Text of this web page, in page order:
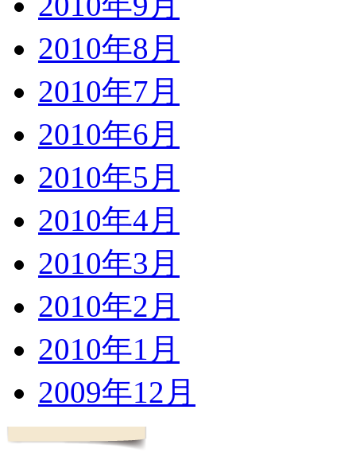
2010年8月
2010年7月
2010年6月
2010年5月
2010年4月
2010年3月
2010年2月
2010年1月
2009年12月